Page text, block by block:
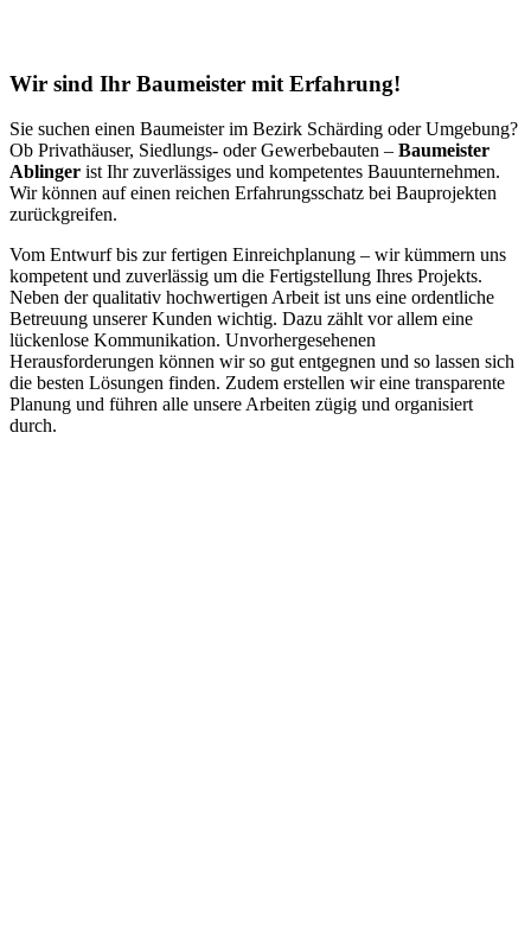
Wir sind Ihr Baumeister mit Erfahrung!
Sie suchen einen Baumeister im Bezirk Schärding oder Umgebung?
Ob Privathäuser, Siedlungs- oder Gewerbebauten – Baumeister
Ablinger ist Ihr zuverlässiges und kompetentes Bauunternehmen.
Wir können auf einen reichen Erfahrungsschatz bei Bauprojekten
zurückgreifen.
Vom Entwurf bis zur fertigen Einreichplanung – wir kümmern uns
kompetent und zuverlässig um die Fertigstellung Ihres Projekts.
Neben der qualitativ hochwertigen Arbeit ist uns eine ordentliche
Betreuung unserer Kunden wichtig. Dazu zählt vor allem eine
lückenlose Kommunikation. Unvorhergesehenen
Herausforderungen können wir so gut entgegnen und so lassen sich
die besten Lösungen finden. Zudem erstellen wir eine transparente
Planung und führen alle unsere Arbeiten zügig und organisiert
durch.